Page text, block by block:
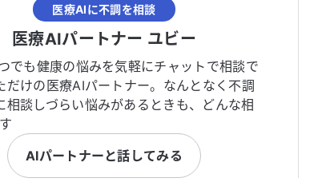
医療AIに不調を相談
医療AIパートナー ユビー
でも健康の悩みを気軽にチャットで相談で
だけの医療AIパートナー。なんとなく不調
相談しづらい悩みがあるときも、どんな相
AIパートナーと話してみる